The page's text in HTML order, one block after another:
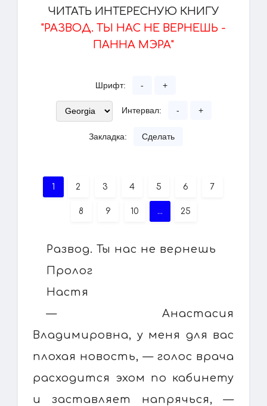
ЧИТАТЬ ИНТЕРЕСНУЮ КНИГУ
"РАЗВОД. ТЫ НАС НЕ ВЕРНЕШЬ -
ПАННА МЭРА"
Шрифт: - +
Интервал: - +
Закладка: Сделать
1 2 3 4 5 6 7
8 9 10 ... 25
Развод. Ты нас не вернешь
Пролог
Настя
— Анастасия
Владимировна, у меня для вас
плохая новость, — голос врача
расходится эхом по кабинету
и заставляет напрячься, —